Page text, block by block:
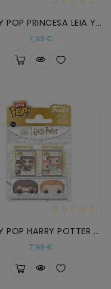
BITTY POP PRINCESA LEIA Y HAN SOLO
7,99 €Precio
BITTY POP HARRY POTTER Y GINNI
7,99 €Precio